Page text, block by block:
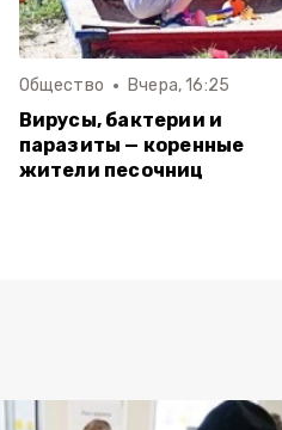
Общество Вчера, 16:25
Вирусы, бактерии и
паразиты — коренные
жители песочниц